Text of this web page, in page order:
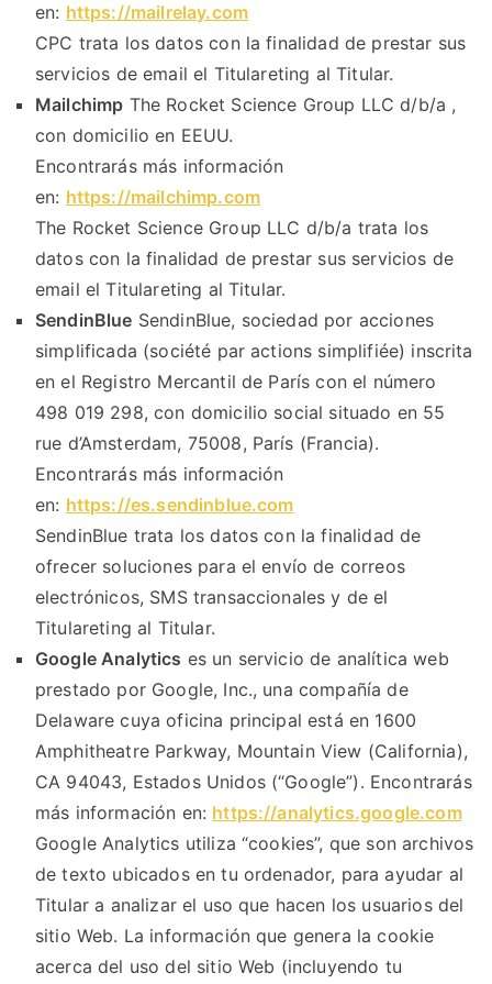
en: https://mailrelay.com
CPC trata los datos con la finalidad de prestar sus
servicios de email el Titulareting al Titular.
Mailchimp The Rocket Science Group LLC d/b/a ,
con domicilio en EEUU.
Encontrarás más información
en: https://mailchimp.com
The Rocket Science Group LLC d/b/a trata los
datos con la finalidad de prestar sus servicios de
email el Titulareting al Titular.
SendinBlue SendinBlue, sociedad por acciones
simplificada (société par actions simplifiée) inscrita
en el Registro Mercantil de París con el número
498 019 298, con domicilio social situado en 55
rue d’Amsterdam, 75008, París (Francia).
Encontrarás más información
en: https://es.sendinblue.com
SendinBlue trata los datos con la finalidad de
ofrecer soluciones para el envío de correos
electrónicos, SMS transaccionales y de el
Titulareting al Titular.
Google Analytics es un servicio de analítica web
prestado por Google, Inc., una compañía de
Delaware cuya oficina principal está en 1600
Amphitheatre Parkway, Mountain View (California),
CA 94043, Estados Unidos (“Google”). Encontrarás
más información en: https://analytics.google.com
Google Analytics utiliza “cookies”, que son archivos
de texto ubicados en tu ordenador, para ayudar al
Titular a analizar el uso que hacen los usuarios del
sitio Web. La información que genera la cookie
acerca del uso del sitio Web (incluyendo tu